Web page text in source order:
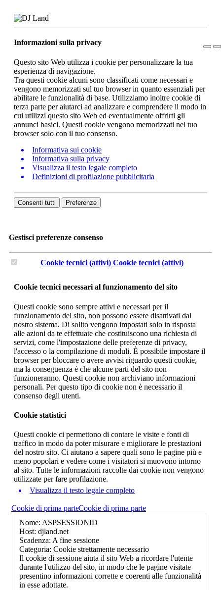
Informazioni sulla privacy
Questo sito Web utilizza i cookie per personalizzare la tua
esperienza di navigazione.
Tra questi cookie alcuni sono classificati come necessari e
vengono memorizzati sul tuo browser in quanto essenziali per
abilitare le funzionalità di base. Utilizziamo inoltre cookie di
terza parte per aiutarci ad analizzare e comprendere il modo in
cui utilizzi questo sito Web ed eventualmente offrirti gli
annunci basici. Questi cookie vengono memorizzati nel tuo
browser solo con il tuo consenso.
Informativa sui cookie
Informativa sulla privacy
Visualizza il testo legale completo
Definizioni di profilazione pubblicitaria
Consenti tutti Preferenze
Gestisci preferenze consenso
Cookie tecnici (attivi) Cookie tecnici (attivi)
Cookie tecnici necessari al funzionamento del sito
Questi cookie sono sempre attivi e necessari per il
funzionamento del sito, non possono essere disattivati dal
nostro sistema. Di solito vengono impostati solo in risposta
alle azioni da te effettuate che costituiscono una richiesta di
servizi, come l'impostazione delle preferenze di privacy,
l'accesso o la compilazione di moduli. È possibile impostare il
browser per bloccare o avere avvisi riguardo questi cookie,
ma la conseguenza è che alcune parti del sito non
funzioneranno. Questi cookie non archiviano informazioni
personali. Per questo tipo di cookie non è necessario il
consenso degli utenti.
Cookie statistici
Questi cookie ci permettono di contare le visite e fonti di
traffico in modo da poter misurare e migliorare le prestazioni
del nostro sito. Ci aiutano a sapere quali sono le pagine più e
meno popolari e vedere come i visitatori si muovono intorno
al sito. Tutte le informazioni raccolte dai cookie non vengono
utilizzate per fare profilazione.
Visualizza il testo legale completo
Cookie di prima parteCookie di prima parte
Nome: ASPSESSIONID
Host: djland.net
Scadenza: A fine sessione
Categoria: Cookie strettamente necessario
Il cookie di sessione aiuta il sito Web a ricordare l'utente
durante l'utilizzo del sito, in modo che le pagine visitate
presentino informazioni corrette e coerenti alle funzionalità
in esse adottate.